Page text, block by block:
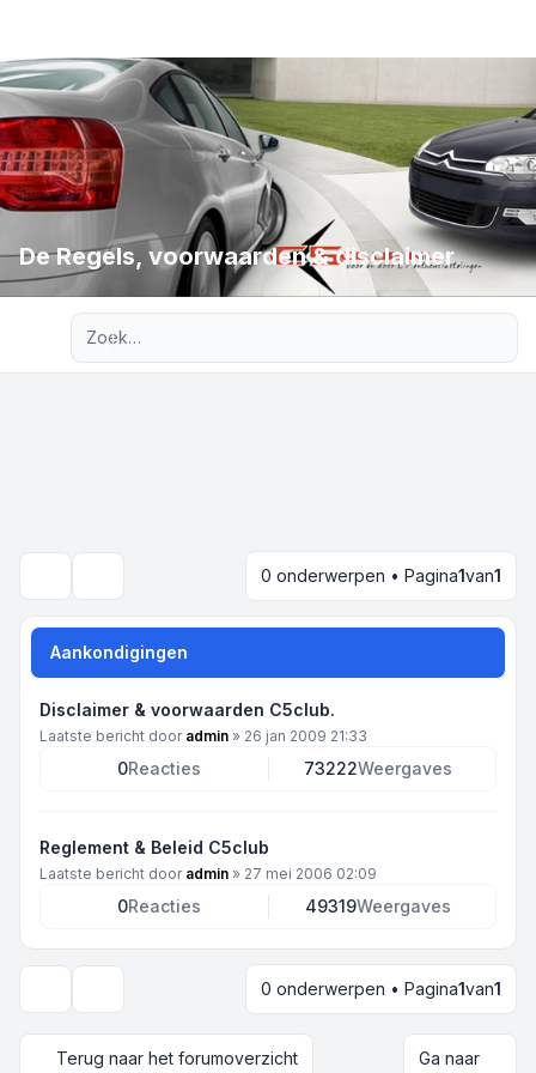
De Regels, voorwaarden & disclaimer
0 onderwerpen • Pagina1van1
Aankondigingen
Disclaimer & voorwaarden C5club.
Laatste bericht door admin » 26 jan 2009 21:33
0Reacties 73222Weergaves
Reglement & Beleid C5club
Laatste bericht door admin » 27 mei 2006 02:09
0Reacties 49319Weergaves
Weergave- en sorteeropties0 onderwerpen • Pagina1van1
Terug naar het forumoverzicht Ga naar